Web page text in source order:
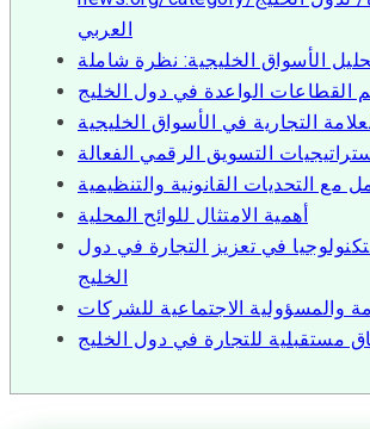
العربي
الأسواق الخليجية: نظرة شاملة
القطاعات الواعدة في دول الخليج
التجارية في الأسواق الخليجية
التسويق الرقمي الفعالة
مع التحديات القانونية والتنظيمية
أهمية الامتثال للوائح المحلية
في تعزيز التجارة في دول
الخليج
والمسؤولية الاجتماعية للشركات
مستقبلية للتجارة في دول الخليج